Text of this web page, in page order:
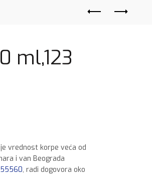
ml,123
vrednost korpe veća od
i van Beograda
, radi dogovora oko